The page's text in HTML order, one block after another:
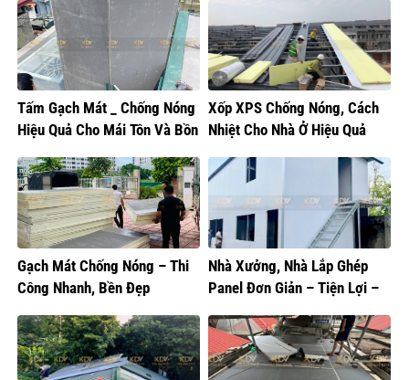
Tấm Gạch Mát _ Chống Nóng
Hiệu Quả Cho Mái Tôn Và Bồn
Xốp XPS Chống Nóng, Cách
Nhiệt Cho Nhà Ở Hiệu Quả
Gạch Mát Chống Nóng – Thi
Công Nhanh, Bền Đẹp
Nhà Xưởng, Nhà Lắp Ghép
Panel Đơn Giản – Tiện Lợi –